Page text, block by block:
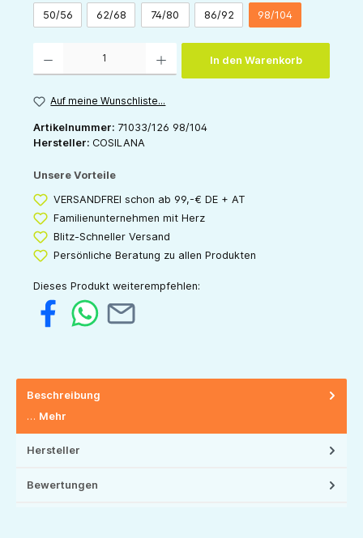
50/56 62/68 74/80 86/92 98/104
In den Warenkorb
Auf meine Wunschliste...
Artikelnummer: 71033/126 98/104
Hersteller: COSILANA
Unsere Vorteile
VERSANDFREI schon ab 99,-€ DE + AT
Familienunternehmen mit Herz
Blitz-Schneller Versand
Persönliche Beratung zu allen Produkten
Dieses Produkt weiterempfehlen:
Beschreibung
… Mehr
Hersteller
Bewertungen